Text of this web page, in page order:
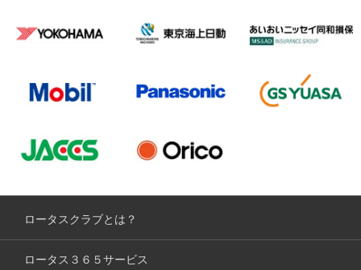
ロータスクラブとは？
ロータス３６５サービス